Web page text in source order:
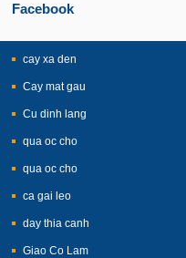
Facebook
cay xa den
Cay mat gau
Cu dinh lang
qua oc cho
qua oc cho
ca gai leo
day thia canh
Giao Co Lam